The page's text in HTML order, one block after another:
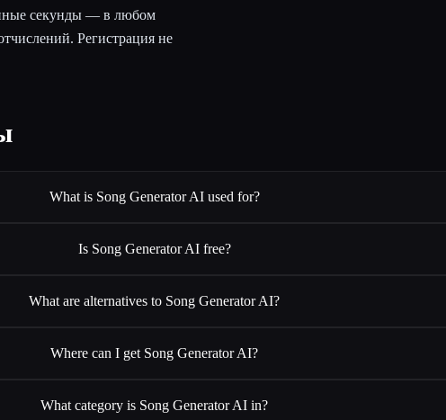
секунды — в любом
Регистрация не
What is Song Generator AI used for?
Is Song Generator AI free?
What are alternatives to Song Generator AI?
Where can I get Song Generator AI?
What category is Song Generator AI in?